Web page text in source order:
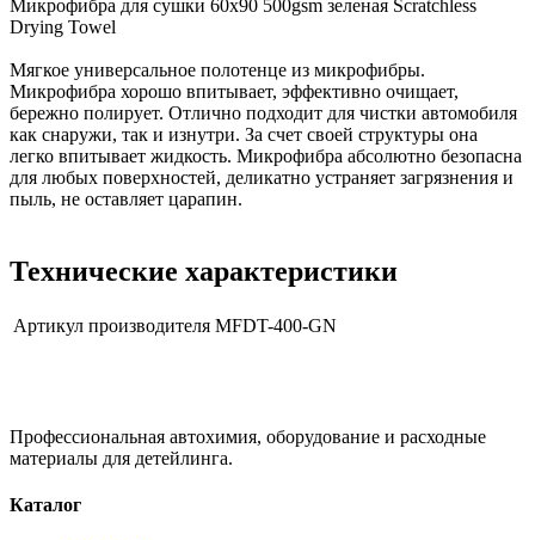
Микрофибра для сушки 60х90 500gsm зеленая Scratchless
Drying Towel
Мягкое универсальное полотенце из микрофибры.
Микрофибра хорошо впитывает, эффективно очищает,
бережно полирует. Отлично подходит для чистки автомобиля
как снаружи, так и изнутри. За счет своей структуры она
легко впитывает жидкость. Микрофибра абсолютно безопасна
для любых поверхностей, деликатно устраняет загрязнения и
пыль, не оставляет царапин.
Технические характеристики
Артикул производителя MFDT-400-GN
Профессиональная автохимия, оборудование и расходные
материалы для детейлинга.
Каталог